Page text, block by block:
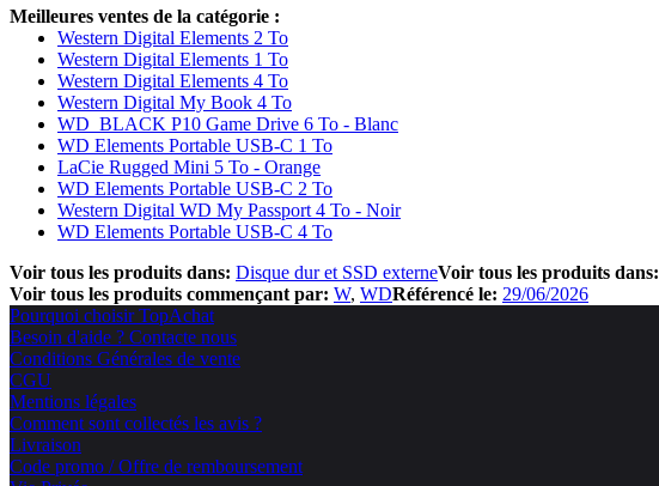
Meilleures ventes de la catégorie :
Western Digital Elements 2 To
Western Digital Elements 1 To
Western Digital Elements 4 To
Western Digital My Book 4 To
WD_BLACK P10 Game Drive 6 To - Blanc
WD Elements Portable USB-C 1 To
LaCie Rugged Mini 5 To - Orange
WD Elements Portable USB-C 2 To
Western Digital WD My Passport 4 To - Noir
WD Elements Portable USB-C 4 To
Voir tous les produits dans: Disque dur et SSD externeVoir tous les produits dans:
Voir tous les produits commençant par: W WDRéférencé le: 29/06/2026
Pourquoi choisir TopAchat
Besoin d'aide ? Contacte nous
Conditions Générales de vente
CGU
Mentions légales
Comment sont collectés les avis ?
Livraison
Code promo / Offre de remboursement